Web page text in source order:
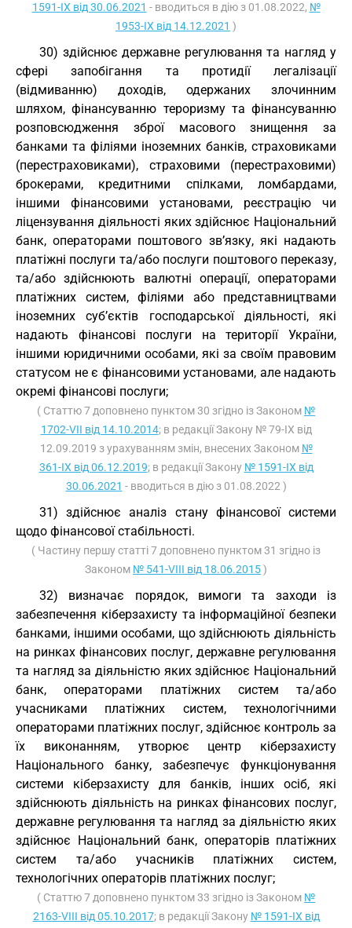
1591-IX від 30.06.2021 - вводиться в дію з 01.08.2022, №
1953-IX від 14.12.2021 )
30) здійснює державне регулювання та нагляд у
сфері запобігання та протидії легалізації
(відмиванню) доходів, одержаних злочинним
шляхом, фінансуванню тероризму та фінансуванню
розповсюдження зброї масового знищення за
банками та філіями іноземних банків, страховиками
(перестраховиками), страховими (перестраховими)
брокерами, кредитними спілками, ломбардами,
іншими фінансовими установами, реєстрацію чи
ліцензування діяльності яких здійснює Національний
банк, операторами поштового зв’язку, які надають
платіжні послуги та/або послуги поштового переказу,
та/або здійснюють валютні операції, операторами
платіжних систем, філіями або представництвами
іноземних суб’єктів господарської діяльності, які
надають фінансові послуги на території України,
іншими юридичними особами, які за своїм правовим
статусом не є фінансовими установами, але надають
окремі фінансові послуги;
( Статтю 7 доповнено пунктом 30 згідно із Законом №
1702-VII від 14.10.2014; в редакції Закону № 79-IX від
12.09.2019 з урахуванням змін, внесених Законом №
361-IX від 06.12.2019; в редакції Закону № 1591-IX від
30.06.2021 - вводиться в дію з 01.08.2022 )
31) здійснює аналіз стану фінансової системи
щодо фінансової стабільності.
( Частину першу статті 7 доповнено пунктом 31 згідно із
Законом № 541-VIII від 18.06.2015)
32) визначає порядок, вимоги та заходи із
забезпечення кіберзахисту та інформаційної безпеки
банками, іншими особами, що здійснюють діяльність
на ринках фінансових послуг, державне регулювання
та нагляд за діяльністю яких здійснює Національний
банк, операторами платіжних систем та/або
учасниками платіжних систем, технологічними
операторами платіжних послуг, здійснює контроль за
їх виконанням, утворює центр кіберзахисту
Національного банку, забезпечує функціонування
системи кіберзахисту для банків, інших осіб, які
здійснюють діяльність на ринках фінансових послуг,
державне регулювання та нагляд за діяльністю яких
здійснює Національний банк, операторів платіжних
систем та/або учасників платіжних систем,
технологічних операторів платіжних послуг;
( Статтю 7 доповнено пунктом 33 згідно із Законом №
2163-VIII від 05.10.2017; в редакції Закону № 1591-IX від